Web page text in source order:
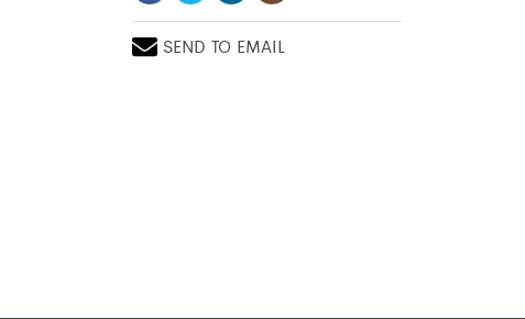
SEND TO EMAIL